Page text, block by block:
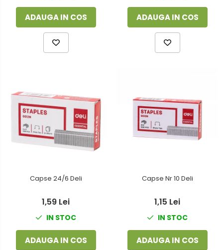
ADAUGA IN COS ADAUGA IN COS
Capse 24/6 Deli
1,59 Lei
IN STOC
ADAUGA IN COS
Capse Nr 10 Deli
1,15 Lei
IN STOC
ADAUGA IN COS